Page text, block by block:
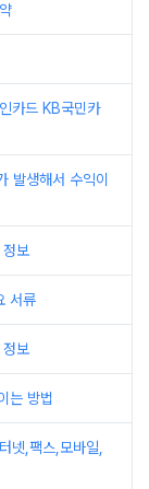
카드 KB국민카
발생해서 수익이
보
서류
보
는 방법
넷,팩스,모바일,